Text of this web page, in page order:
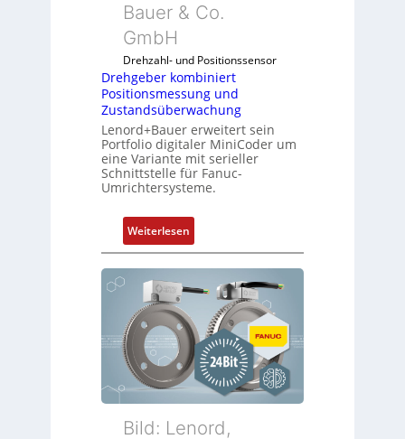
Bauer & Co.
GmbH
Drehzahl- und Positionssensor
Drehgeber kombiniert
Positionsmessung und
Zustandsüberwachung
Lenord+Bauer erweitert sein
Portfolio digitaler MiniCoder um
eine Variante mit serieller
Schnittstelle für Fanuc-
Umrichtersysteme.
Weiterlesen:
D
r
e
g
e
b
e
r
Bild: Lenord,